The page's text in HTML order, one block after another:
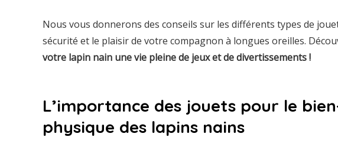
Nous vous donnerons des conseils sur les différents types de
sécurité et le plaisir de votre compagnon à longues oreilles.
votre lapin nain une vie pleine de jeux et de divertissements !
L’importance des jouets pour le
physique des lapins nains